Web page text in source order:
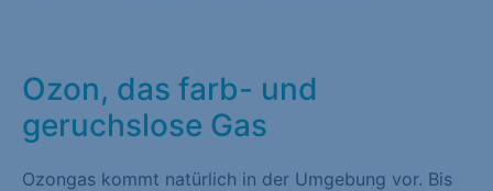
Ozon, das farb- und
geruchslose Gas
Ozongas kommt natürlich in der Umgebung vor. Bis